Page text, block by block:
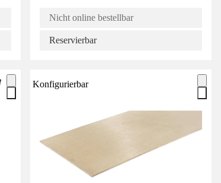
Nicht online bestellbar
Reservierbar
Konfigurierbar